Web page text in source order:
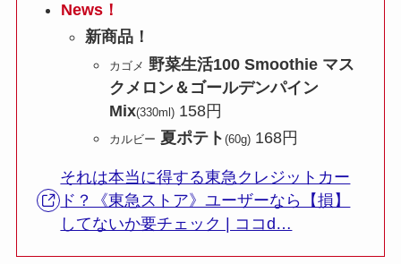
News！
新商品！
カゴメ 野菜生活100 Smoothie マス
クメロン＆ゴールデンパイン
Mix(330ml) 158円
カルビー 夏ポテト (60g) 168円
それは本当に得する東急クレジットカー
ド？《東急ストア》ユーザーなら【損】
してないか要チェック | ココd…